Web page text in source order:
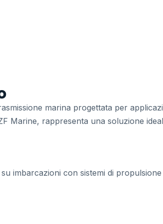
marina progettata per
Marine, rappresenta una soluzione
imbarcazioni con sistemi di